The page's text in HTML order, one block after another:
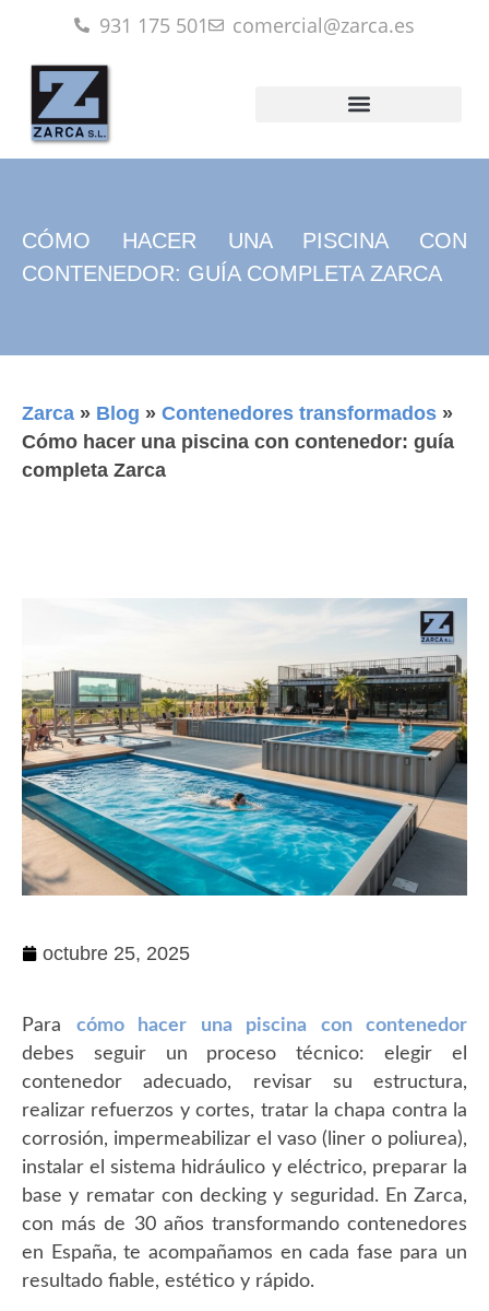
931 175 501 comercial@zarca.es
CÓMO HACER UNA PISCINA CON
CONTENEDOR: GUÍA COMPLETA ZARCA
Zarca » Blog » Contenedores transformados »
Cómo hacer una piscina con contenedor: guía
completa Zarca
octubre 25, 2025
Para cómo hacer una piscina con contenedor
debes seguir un proceso técnico: elegir el
contenedor adecuado, revisar su estructura,
realizar refuerzos y cortes, tratar la chapa contra la
corrosión, impermeabilizar el vaso (liner o poliurea),
instalar el sistema hidráulico y eléctrico, preparar la
base y rematar con decking y seguridad. En Zarca,
con más de 30 años transformando contenedores
en España, te acompañamos en cada fase para un
resultado fiable, estético y rápido.